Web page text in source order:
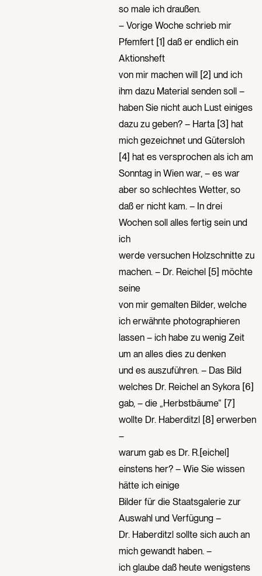
so male ich draußen.
– Vorige Woche schrieb mir
Pfemfert [1] daß er endlich ein
Aktionsheft
von mir machen will [2] und ich
ihm dazu Material senden soll –
haben Sie nicht auch Lust einiges
dazu zu geben? – Harta [3] hat
mich gezeichnet und Gütersloh
[4] hat es versprochen als ich am
Sonntag in Wien war, – es war
aber so schlechtes Wetter, so
daß er nicht kam. – In drei
Wochen soll alles fertig sein und
ich
werde versuchen Holzschnitte zu
machen. – Dr. Reichel [5] möchte
seine
von mir gemalten Bilder, welche
ich erwähnte photographieren
lassen – ich habe zu wenig Zeit
um an alles dies zu denken
und es auszuführen. – Das Bild
welches Dr. Reichel an Sykora [6]
gab, – die „Herbstbäume“ [7]
wollte Dr. Haberditzl [8] erwerben
–
warum gab es Dr. R.[eichel]
einstens her? – Wie Sie wissen
hätte ich einige
Bilder für die Staatsgalerie zur
Auswahl und Verfügung –
Dr. Haberditzl sollte sich auch an
mich gewandt haben. –
ich glaube daß heute wenigstens